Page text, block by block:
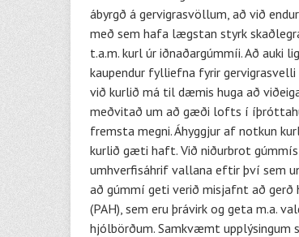
ábyrgð á gervigrasvöllum, að við
með sem hafa lægstan styrk
t.a.m. kurl úr iðnaðargúmmíi. Að auki
kaupendur fylliefna fyrir
við kurlið má til dæmis huga að
meðvitað um að gæði lofts í
fremsta megni. Áhyggjur af notkun
kurlið gæti haft. Við niðurbrot
umhverfisáhrif vallana eftir því sem
að gúmmí geti verið misjafnt að gerð
(PAH), sem eru þrávirk og geta m.a.
hjólbörðum. Samkvæmt upplýsingum